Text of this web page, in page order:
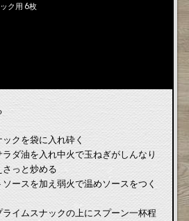
ク用 6枚
クを袋に入れ砕く
ダ油を入れ中火で玉ねぎがしんなり
さっと炒める
ースを加え弱火で温めソースをつく
イムスナックの上にスプーン一杯程